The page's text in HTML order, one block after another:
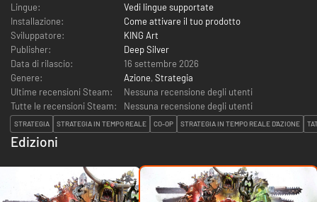
Lingue:
Vedi lingue supportate
Installazione:
Come attivare il tuo prodotto
Sviluppatore:
KING Art
Publisher:
Deep Silver
Data di rilascio:
16 settembre 2026
Genere:
Azione, Strategia
Ultime recensioni Steam:
Nessuna recensione degli utenti
Tutte le recensioni Steam:
Nessuna recensione degli utenti
STRATEGIA STRATEGIA IN TEMPO REALE CO-OP STRATEGIA IN TEMPO REALE D'AZIONE
Edizioni